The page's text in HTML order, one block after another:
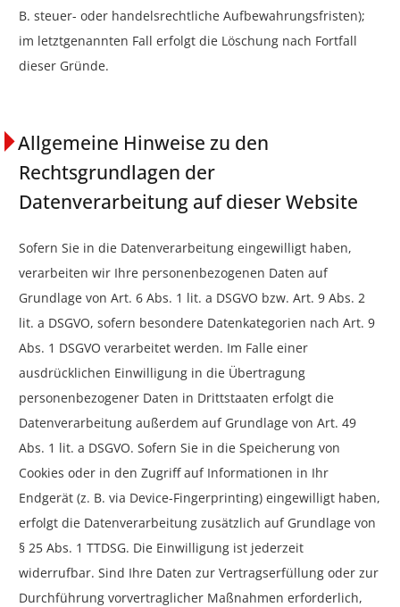
B. steuer- oder handelsrechtliche Aufbewahrungsfristen);
im letztgenannten Fall erfolgt die Löschung nach Fortfall
dieser Gründe.
Allgemeine Hinweise zu den
Rechtsgrundlagen der
Datenverarbeitung auf dieser Website
Sofern Sie in die Datenverarbeitung eingewilligt haben,
verarbeiten wir Ihre personenbezogenen Daten auf
Grundlage von Art. 6 Abs. 1 lit. a DSGVO bzw. Art. 9 Abs. 2
lit. a DSGVO, sofern besondere Datenkategorien nach Art. 9
Abs. 1 DSGVO verarbeitet werden. Im Falle einer
ausdrücklichen Einwilligung in die Übertragung
personenbezogener Daten in Drittstaaten erfolgt die
Datenverarbeitung außerdem auf Grundlage von Art. 49
Abs. 1 lit. a DSGVO. Sofern Sie in die Speicherung von
Cookies oder in den Zugriff auf Informationen in Ihr
Endgerät (z. B. via Device-Fingerprinting) eingewilligt haben,
erfolgt die Datenverarbeitung zusätzlich auf Grundlage von
§ 25 Abs. 1 TTDSG. Die Einwilligung ist jederzeit
widerrufbar. Sind Ihre Daten zur Vertragserfüllung oder zur
Durchführung vorvertraglicher Maßnahmen erforderlich,